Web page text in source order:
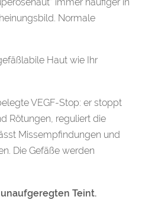
Normale
Haut wie Ihr
VEGF-Stop: er stoppt
Rötungen, reguliert die
Missempfindungen und
Die Gefäße werden
Teint.